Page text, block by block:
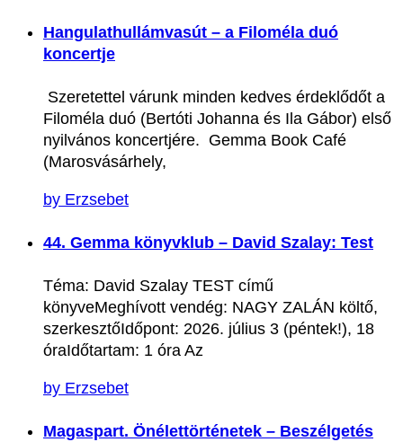
Hangulathullámvasút – a Filoméla duó
koncertje
Szeretettel várunk minden kedves érdeklődőt a
Filoméla duó (Bertóti Johanna és Ila Gábor) első
nyilvános koncertjére. Gemma Book Café
(Marosvásárhely,
by Erzsebet
44. Gemma könyvklub – David Szalay: Test
Téma: David Szalay TEST című
könyveMeghívott vendég: NAGY ZALÁN költő,
szerkesztőIdőpont: 2026. július 3 (péntek!), 18
óraIdőtartam: 1 óra Az
by Erzsebet
Magaspart. Önélettörténetek – Beszélgetés